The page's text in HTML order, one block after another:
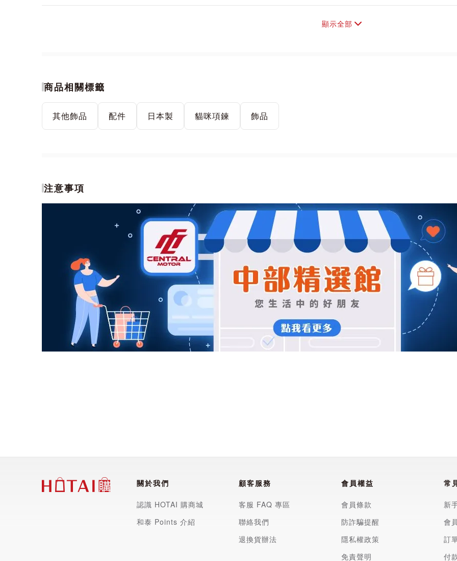
這是一款毫不費力的單品，展現優雅
鎳是金屬過敏的原因之一。
本產品不含鎳製造，因此對肌膚極
用。
（即使是無鎳產品也不是完全不會
顯示全部
商品相關標籤
其他飾品 配件 日本製 貓咪項鍊 飾品
注意事項
關於我們
認識 HOTAI 購商城
和泰 Points 介紹
顧客服務
客服 FAQ 專區
聯絡我們
退換貨辦法
會員權益
會員條款
防詐騙提醒
隱私權政策
免責聲明
常
新
會
訂
付